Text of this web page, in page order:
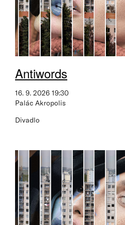
Antiwords
16. 9. 2026 19:30
Palác Akropolis
Divadlo